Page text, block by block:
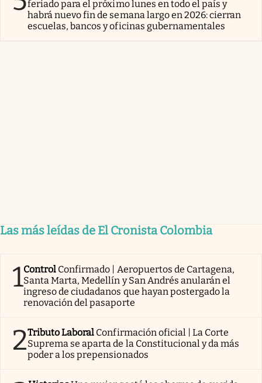
feriado para el próximo lunes en todo el país y
habrá nuevo fin de semana largo en 2026: cierran
escuelas, bancos y oficinas gubernamentales
Las más leídas de El Cronista Colombia
1Control Confirmado | Aeropuertos de Cartagena,
Santa Marta, Medellín y San Andrés anularán el
ingreso de ciudadanos que hayan postergado la
renovación del pasaporte
2Tributo Laboral Confirmación oficial | La Corte
Suprema se aparta de la Constitucional y da más
poder a los prepensionados